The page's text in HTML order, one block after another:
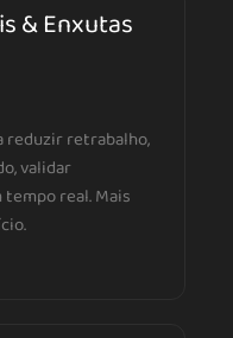
& Enxutas
reduzir retrabalho,
validar
real. Mais